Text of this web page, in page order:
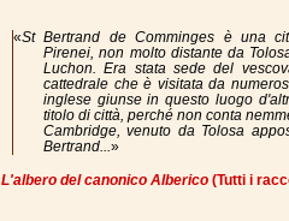
«St Bertrand de Comminges è una
Pirenei, non molto distante da
Luchon. Era stata sede del
cattedrale che è visitata da
inglese giunse in questo luogo
titolo di città, perché non conta
Cambridge, venuto da Tolosa
Bertrand...»
L'albero del canonico Alberico(Tutti i